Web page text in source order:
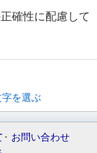
確性に配慮して
を選ぶ
お問い合わせ